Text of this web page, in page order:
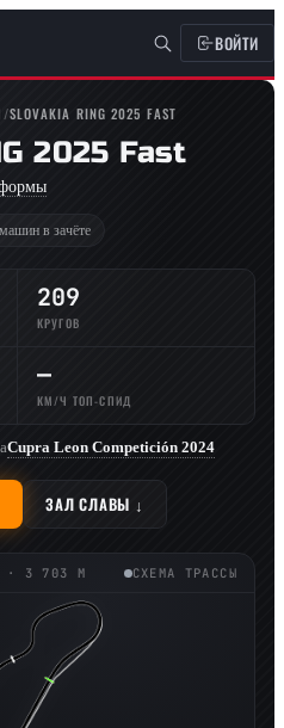
ВОЙТИ
/SLOVAKIA RING 2025 FAST
2025 Fast
машин в зачёте
209
КРУГОВ
—
КМ/Ч ТОП-СПИД
Cupra Leon Competición 2024
ЗАЛ СЛАВЫ ↓
· 3 703 М СХЕМА ТРАССЫ